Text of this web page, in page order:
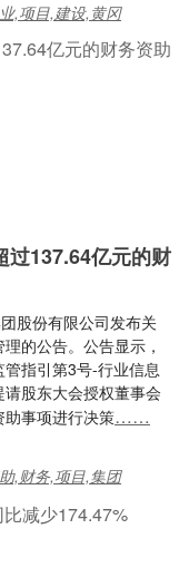
,项目,建设,黄冈
过137.64亿元的财
股份有限公司发布关
的公告。公告显示，
指引第3号-行业信息
股东大会授权董事会
事项进行决策……
,财务,项目,集团